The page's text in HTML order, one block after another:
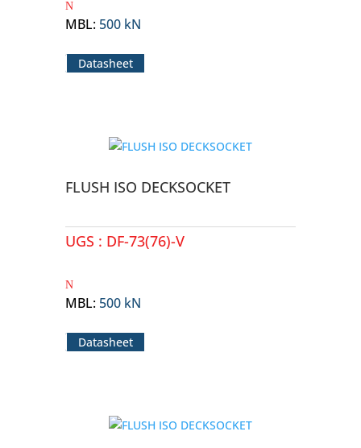
MBL: 500 kN
Datasheet
FLUSH ISO DECKSOCKET
UGS : DF-73(76)-V
MBL: 500 kN
Datasheet